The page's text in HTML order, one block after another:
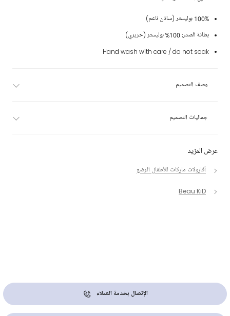
عرض المزيد
أفارولات ماركات للأطفال الرضع
Beau KiD
100% بوليستر (ساتان ناعم)
بطانة الصدر: 100% بوليستر (حريري)
Hand wash with care / do not soak
وصف التصميم
جماليات التصميم
الإتصال بخدمة العملاء